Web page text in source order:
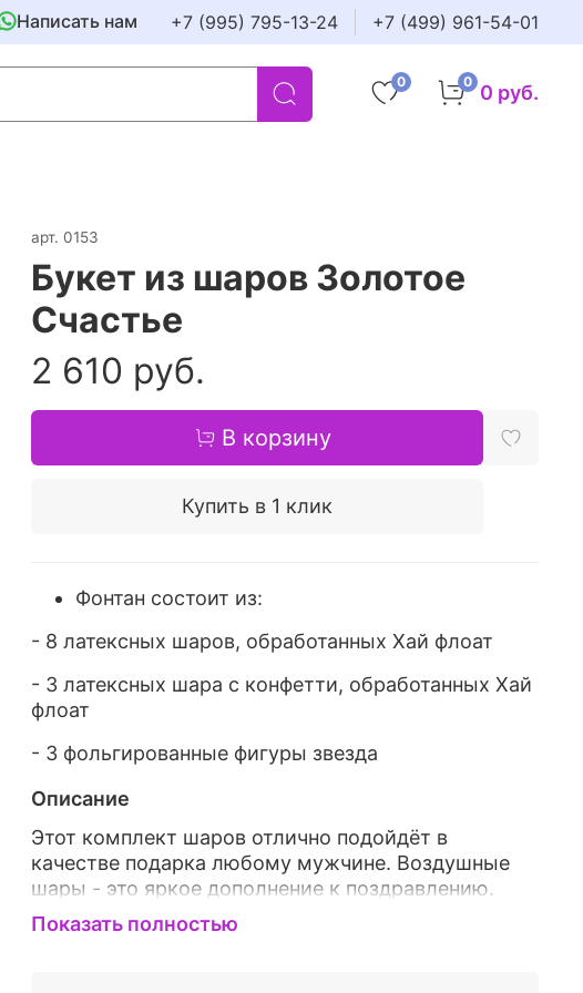
Написать нам +7 (995) 795-13-24 +7 (499) 961-54-01
0 0 0 руб.
арт. 0153
Букет из шаров Золотое
Счастье
2 610 руб.
В корзину
Купить в 1 клик
Фонтан состоит из:
- 8 латексных шаров, обработанных Хай флоат
- 3 латексных шара с конфетти, обработанных Хай
флоат
- 3 фольгированные фигуры звезда
Описание
Этот комплект шаров отлично подойдёт в
качестве подарка любому мужчине. Воздушные
шары - это яркое дополнение к поздравлению.
Такой набор станет оригинальным украшением
праздника
Показать полностью